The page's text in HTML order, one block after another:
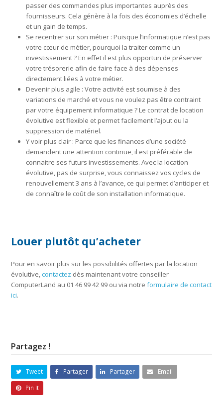
passer des commandes plus importantes auprès des
fournisseurs. Cela génère à la fois des économies d’échelle
et un gain de temps.
Se recentrer sur son métier : Puisque l’informatique n’est pas
votre cœur de métier, pourquoi la traiter comme un
investissement ? En effet il est plus opportun de préserver
votre trésorerie afin de faire face à des dépenses
directement liées à votre métier.
Devenir plus agile : Votre activité est soumise à des
variations de marché et vous ne voulez pas être contraint
par votre équipement informatique ? Le contrat de location
évolutive est flexible et permet facilement l’ajout ou la
suppression de matériel.
Y voir plus clair : Parce que les finances d’une société
demandent une attention continue, il est préférable de
connaitre ses futurs investissements. Avec la location
évolutive, pas de surprise, vous connaissez vos cycles de
renouvellement 3 ans à l’avance, ce qui permet d’anticiper et
de connaître le coût de son installation informatique.
Louer plutôt qu’acheter
Pour en savoir plus sur les possibilités offertes par la location
évolutive,contactez dès maintenant votre conseiller
ComputerLand au 01 46 99 42 99 ou via notreformulaire de contact
ici.
Partagez !
Tweet Partager Partager
Email
Pin It